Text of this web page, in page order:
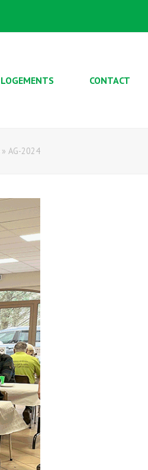
LOGEMENTS CONTACT
» AG-2024